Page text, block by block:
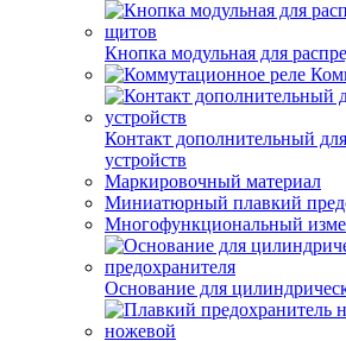
Кнопка модульная для
Контакт дополнительный
устройств
Маркировочный материал
Миниатюрный плавкий
Многофункциональный
Основание для